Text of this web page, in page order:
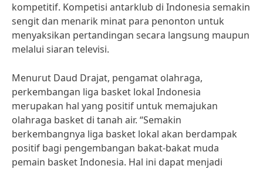
kompetitif. Kompetisi antarklub di Indonesia semakin
sengit dan menarik minat para penonton untuk
menyaksikan pertandingan secara langsung maupun
melalui siaran televisi.
Menurut Daud Drajat, pengamat olahraga,
perkembangan liga basket lokal Indonesia
merupakan hal yang positif untuk memajukan
olahraga basket di tanah air. “Semakin
berkembangnya liga basket lokal akan berdampak
positif bagi pengembangan bakat-bakat muda
pemain basket Indonesia. Hal ini dapat menjadi